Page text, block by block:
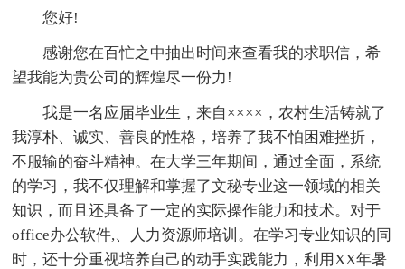
您好!
感谢您在百忙之中抽出时间来查看我的求职信，希
望我能为贵公司的辉煌尽一份力!
我是一名应届毕业生，来自××××，农村生活铸就了
我淳朴、诚实、善良的性格，培养了我不怕困难挫折，
不服输的奋斗精神。在大学三年期间，通过全面，系统
的学习，我不仅理解和掌握了文秘专业这一领域的相关
知识，而且还具备了一定的实际操作能力和技术。对于
office办公软件,、人力资源师培训。在学习专业知识的同
时，还十分重视培养自己的动手实践能力，利用XX年暑